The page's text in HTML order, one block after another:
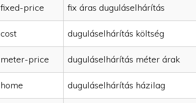
price fix áras duguláselhárítás
duguláselhárítás költség
price duguláselhárítás méter árak
duguláselhárítás házilag